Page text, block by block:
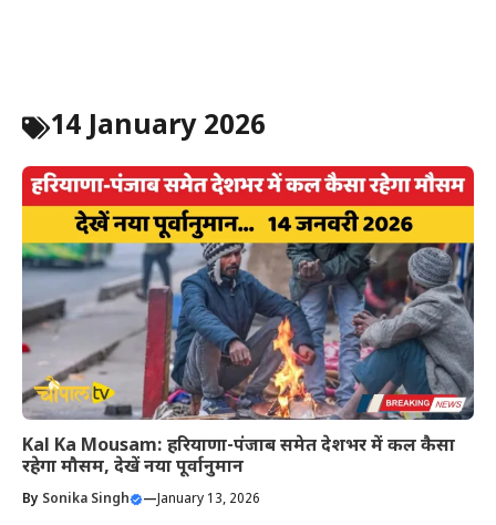
14 January 2026
Kal Ka Mousam: हरियाणा-पंजाब समेत देशभर में कल कैसा
रहेगा मौसम, देखें नया पूर्वानुमान
By Sonika Singh —January 13, 2026